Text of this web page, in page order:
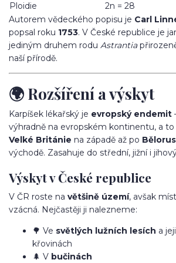
Ploidie
2n = 28
Autorem vědeckého popisu je Carl
popsal roku 1753. V České republice je
jediným druhem rodu Astrantia
naší přírodě.
🌍 Rozšíření a výskyt
Karpíšek lékařský je evropský endemit
výhradně na evropském kontinentu, a to
Velké Británie na západě až po
východě. Zasahuje do střední, jižní i
Výskyt v České republice
V ČR roste na většině území, avšak
vzácná. Nejčastěji ji nalezneme:
🌳 Ve světlých lužních lesích a
křovinách
🌲 V bučinách